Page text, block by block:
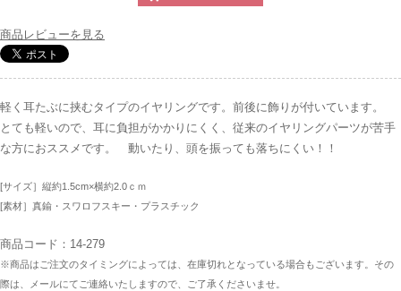
商品レビューを見る
軽く耳たぶに挟むタイプのイヤリングです。前後に飾りが付いています。
とても軽いので、耳に負担がかかりにくく、従来のイヤリングパーツが苦手
な方におススメです。 動いたり、頭を振っても落ちにくい！！
[サイズ］縦約1.5cm×横約2.0ｃｍ
[素材］真鍮・スワロフスキー・プラスチック
商品コード：14-279
※商品はご注文のタイミングによっては、在庫切れとなっている場合もございます。その
際は、メールにてご連絡いたしますので、ご了承くださいませ。